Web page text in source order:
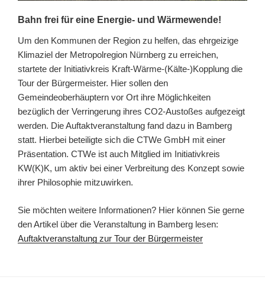
Bahn frei für eine Energie- und Wärmewende!
Um den Kommunen der Region zu helfen, das ehrgeizige
Klimaziel der Metropolregion Nürnberg zu erreichen,
startete der Initiativkreis Kraft-Wärme-(Kälte-)Kopplung die
Tour der Bürgermeister. Hier sollen den
Gemeindeoberhäuptern vor Ort ihre Möglichkeiten
bezüglich der Verringerung ihres CO2-Austoßes aufgezeigt
werden. Die Auftaktveranstaltung fand dazu in Bamberg
statt. Hierbei beteiligte sich die CTWe GmbH mit einer
Präsentation. CTWe ist auch Mitglied im Initiativkreis
KW(K)K, um aktiv bei einer Verbreitung des Konzept sowie
ihrer Philosophie mitzuwirken.
Sie möchten weitere Informationen? Hier können Sie gerne
den Artikel über die Veranstaltung in Bamberg lesen:
Auftaktveranstaltung zur Tour der Bürgermeister